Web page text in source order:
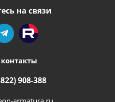
на связи
908-388